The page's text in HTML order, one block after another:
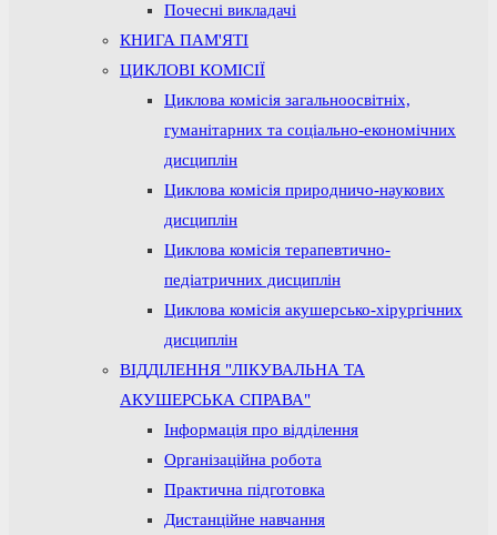
Почесні викладачі
КНИГА ПАМ'ЯТІ
ЦИКЛОВІ КОМІСІЇ
Циклова комісія загальноосвітніх,
гуманітарних та соціально-економічних
дисциплін
Циклова комісія природничо-наукових
дисциплін
Циклова комісія терапевтично-
педіатричних дисциплін
Циклова комісія акушерсько-хірургічних
дисциплін
ВІДДІЛЕННЯ "ЛІКУВАЛЬНА ТА
АКУШЕРСЬКА СПРАВА"
Інформація про відділення
Організаційна робота
Практична підготовка
Дистанційне навчання